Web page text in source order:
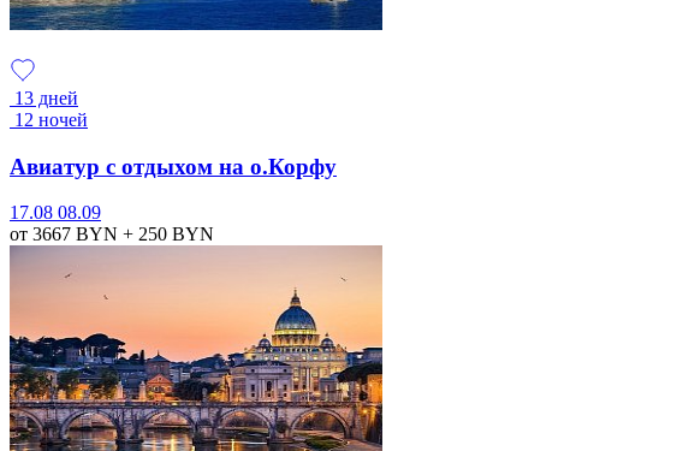
13 дней
12 ночей
Авиатур с отдыхом на о.Корфу
17.08 08.09
от 3667 BYN + 250 BYN